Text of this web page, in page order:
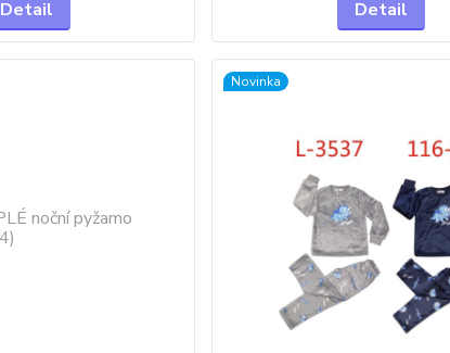
Detail Detail
Novinka